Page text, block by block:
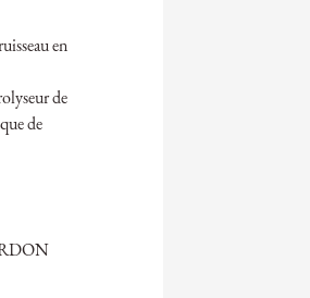
en
de
de